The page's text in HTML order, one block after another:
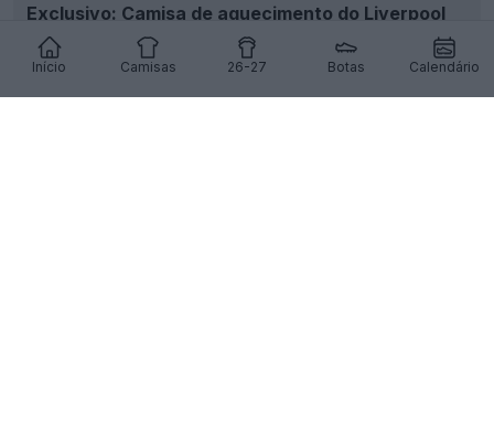
Início Camisas 26-27 Botas Calendário
Exclusivo: Camisa de aquecimento do Liverpool
2027 vazou
VAZAMENTO 5 722